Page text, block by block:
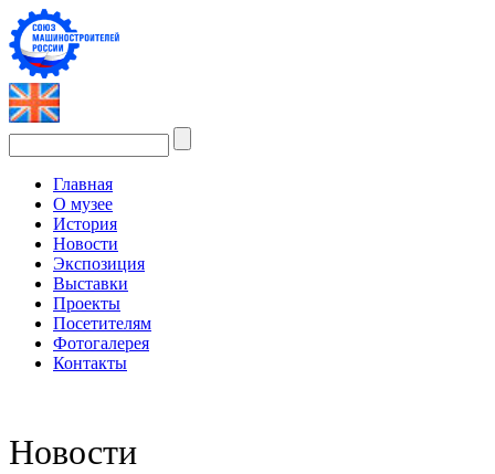
Главная
О музее
История
Новости
Экспозиция
Выставки
Проекты
Посетителям
Фотогалерея
Контакты
Новости